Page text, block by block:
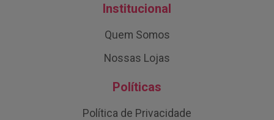
Institucional
Quem Somos
Nossas Lojas
Políticas
Política de Privacidade